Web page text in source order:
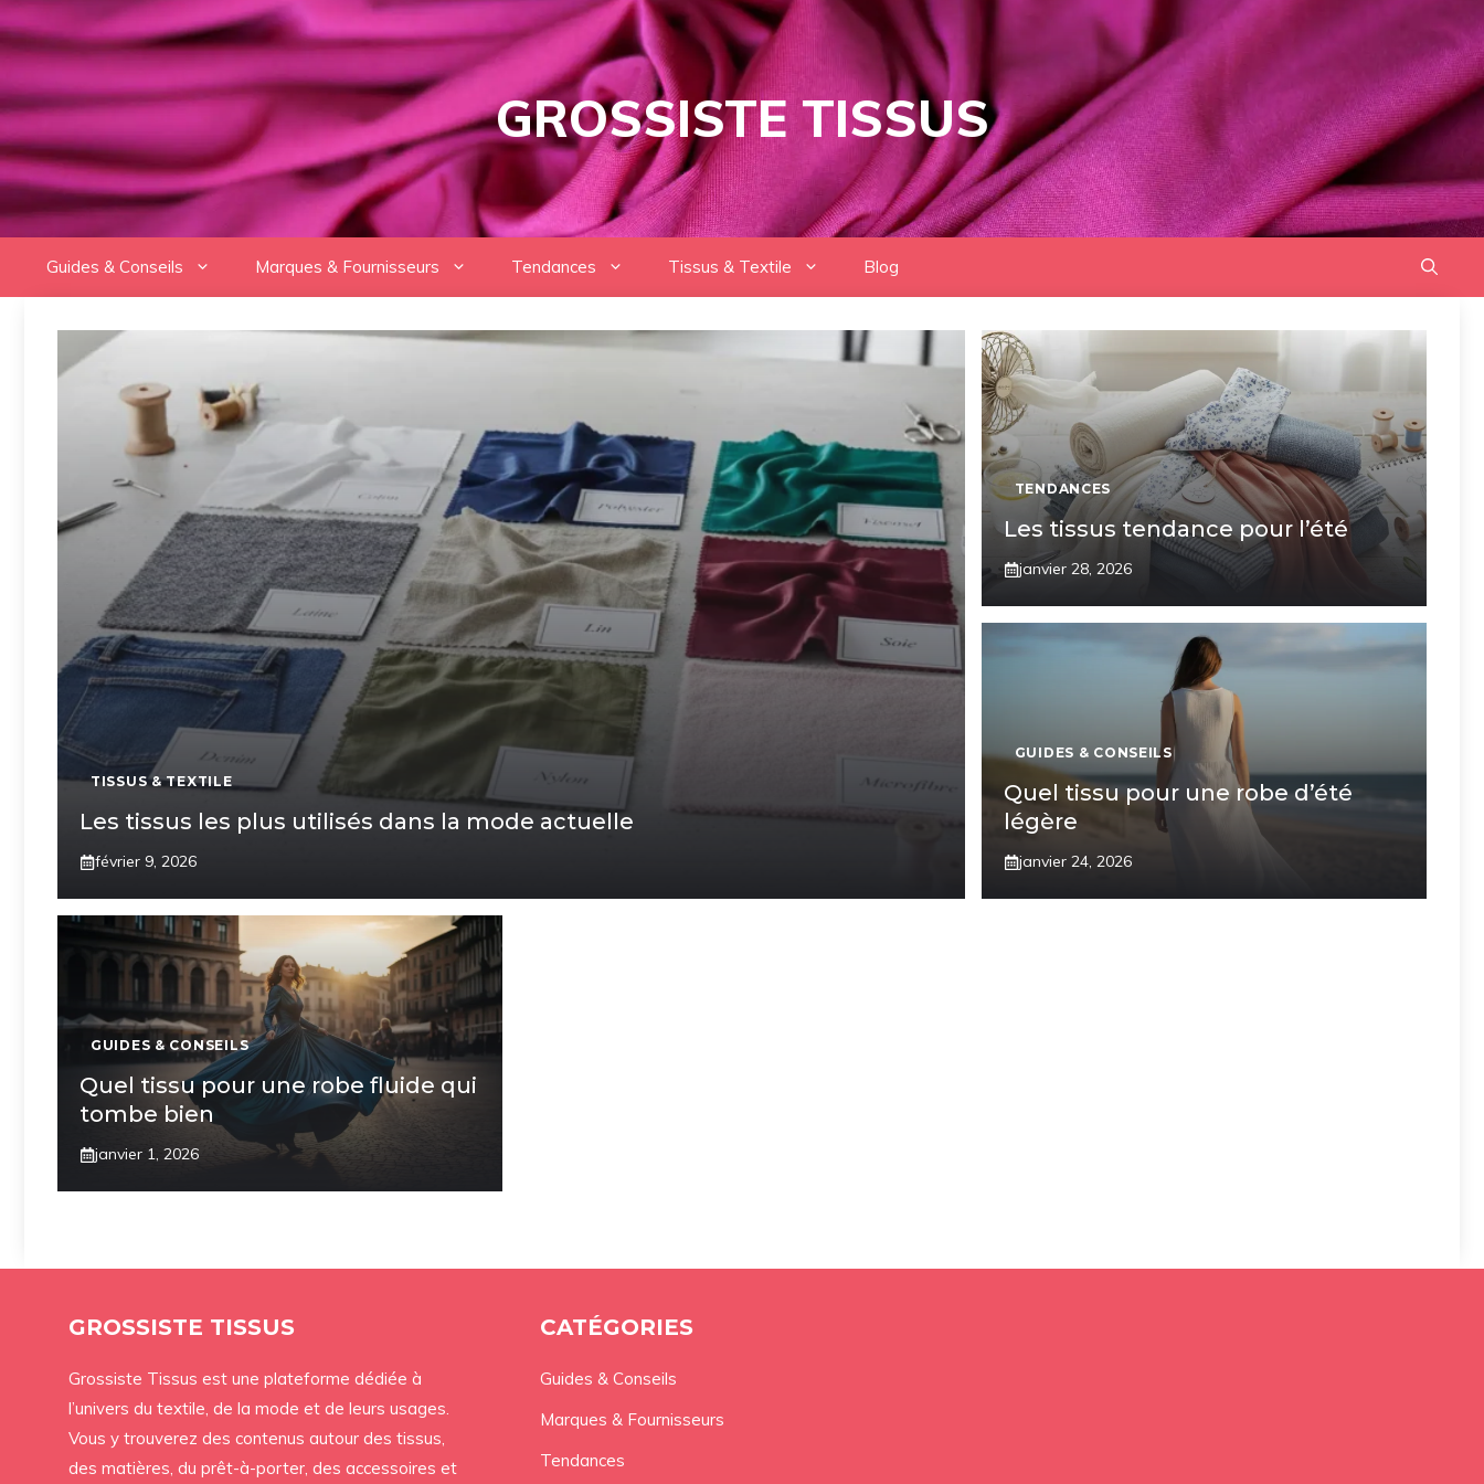
Aller
au
GROSSISTE TISSUS
Guides & Conseils Marques & Fournisseurs Tendances Tissus & Textile Blog
TISSUS & TEXTILE
Les tissus les plus utilisés dans la mode actuelle
février 9, 2026
TENDANCES
Les tissus tendance pour l’été
janvier 28, 2026
GUIDES & CONSEILS
Quel tissu pour une robe d’été
légère
janvier 24, 2026
GUIDES & CONSEILS
Quel tissu pour une robe fluide qui
tombe bien
janvier 1, 2026
GROSSISTE TISSUS
Grossiste Tissus est une plateforme dédiée à
l’univers du textile, de la mode et de leurs usages.
Vous y trouverez des contenus autour des tissus,
des matières, du prêt-à-porter, des accessoires et
CATÉGORIES
Guides & Conseils
Marques & Fournisseurs
Tendances